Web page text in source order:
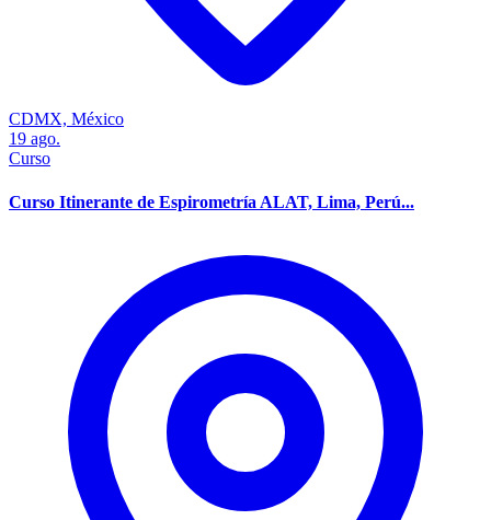
CDMX, México
19 ago.
Curso
Curso Itinerante de Espirometría ALAT, Lima, Perú...